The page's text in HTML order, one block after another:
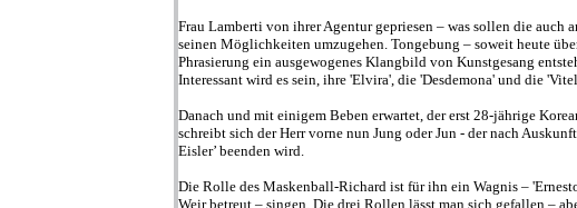
Frau Lamberti von ihrer Agentur gepriesen – was sollen die
seinen Möglichkeiten umzugehen. Tongebung – soweit heute
Phrasierung ein ausgewogenes Klangbild von Kunstgesang
Interessant wird es sein, ihre 'Elvira', die 'Desdemona' und die
Danach und mit einigem Beben erwartet, der erst 28-jährige
schreibt sich der Herr vorne nun Jung oder Jun - der nach
Eisler’ beenden wird.
Die Rolle des Maskenball-Richard ist für ihn ein Wagnis –
Weir betreut – singen. Die drei Rollen lässt man sich gefallen –